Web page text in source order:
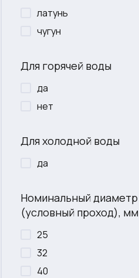
латунь
чугун
Для горячей воды
да
нет
Для холодной воды
да
Номинальный диаметр
(условный проход), мм
25
32
40